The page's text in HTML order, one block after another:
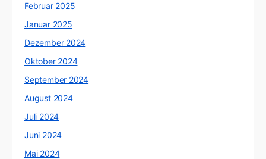
Februar 2025
Januar 2025
Dezember 2024
Oktober 2024
September 2024
August 2024
Juli 2024
Juni 2024
Mai 2024